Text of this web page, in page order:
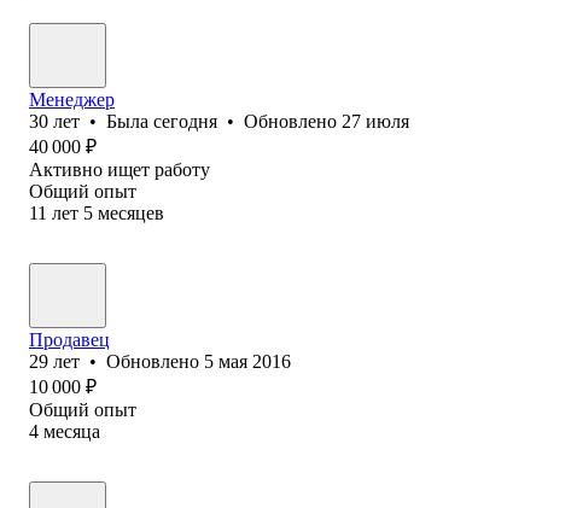
Менеджер
30 лет • Была сегодня • Обновлено 27 июля
40 000 ₽
Активно ищет работу
Общий опыт
11 лет 5 месяцев
Продавец
29 лет • Обновлено 5 мая 2016
10 000 ₽
Общий опыт
4 месяца